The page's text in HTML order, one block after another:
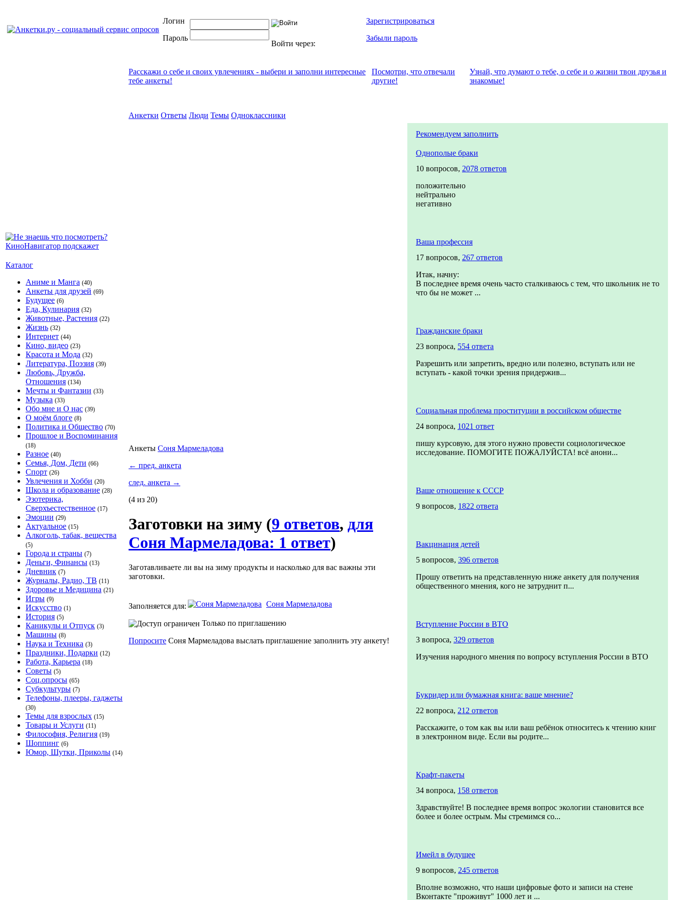
Логин
Пароль
Войти через:
Зарегистрироваться
Забыли пароль
Каталог
Аниме и Манга (40)
Анкеты для друзей (69)
Будущее (6)
Еда, Кулинария (32)
Животные, Растения (22)
Жизнь (32)
Интернет (44)
Кино, видео (23)
Красота и Мода (32)
Литература, Поэзия (39)
Любовь, Дружба,
Отношения (134)
Мечты и Фантазии (33)
Музыка (33)
Обо мне и О нас (39)
О моём блоге (8)
Политика и Общество (70)
Прошлое и Воспоминания
(18)
Разное (40)
Семья, Дом, Дети (66)
Спорт (26)
Увлечения и Хобби (20)
Школа и образование (28)
Эзотерика,
Сверхъестественное (17)
Эмоции (29)
Актуальное (15)
Алкоголь, табак, вещества
(5)
Города и страны (7)
Деньги, Финансы (13)
Дневник (7)
Журналы, Радио, ТВ (11)
Здоровье и Медицина (21)
Игры (9)
Искусство (1)
История (5)
Каникулы и Отпуск (3)
Машины (8)
Наука и Техника (3)
Праздники, Подарки (12)
Работа, Карьера (18)
Советы (5)
Соц.опросы (65)
Субкультуры (7)
Телефоны, плееры, гаджеты
(30)
Темы для взрослых (15)
Товары и Услуги (11)
Философия, Религия (19)
Шоппинг (6)
Юмор, Шутки, Приколы (14)
Расскажи о себе и своих увлечениях - выбери и заполни интересные
тебе анкеты!
Посмотри, что отвeчали
другие!
Узнай, что думают о тебе, о себе и о жизни твои друзья и
знакомые!
Анкетки Ответы Люди Темы Одноклассники
Анкеты Соня Мармеладова
← пред. анкета
след. анкета →
(4 из 20)
Заготовки на зиму (9 ответов, для
Соня Мармеладова: 1 ответ)
Заготавливаете ли вы на зиму продукты и насколько для вас важны эти
заготовки.
Заполняется для: Соня Мармеладова
Только по приглашению
Попросите Соня Мармеладова выслать приглашение заполнить эту анкету!
Рекомендуем заполнить
Однополые браки
10 вопросов, 2078 ответов
положительно
нейтрально
негативно
Ваша профессия
17 вопросов, 267 ответов
Итак, начну:
В последнее время очень часто сталкиваюсь с тем, что школьник не то
что бы не может ...
Гражданские браки
23 вопроса, 554 ответа
Разрешить или запретить, вредно или полезно, вступать или не
вступать - какой точки зрения придержив...
Социальная проблема проституции в российском обществе
24 вопроса, 1021 ответ
пишу курсовую, для этого нужно провести социологическое
исследование. ПОМОГИТЕ ПОЖАЛУЙСТА! всё анони...
Ваше отношение к СССР
9 вопросов, 1822 ответа
Вакцинация детей
5 вопросов, 396 ответов
Прошу ответить на представленную ниже анкету для получения
общественного мнения, кого не затруднит п...
Вступление России в ВТО
3 вопроса, 329 ответов
Изучения народного мнения по вопросу вступления России в ВТО
Букридер или бумажная книга: ваше мнение?
22 вопроса, 212 ответов
Расскажите, о том как вы или ваш ребёнок относитесь к чтению книг
в электронном виде. Если вы родите...
Крафт-пакеты
34 вопроса, 158 ответов
Здравствуйте! В последнее время вопрос экологии становится все
более и более острым. Мы стремимся со...
Имейл в будущее
9 вопросов, 245 ответов
Вполне возможно, что наши цифровые фото и записи на стене
Вконтакте "проживут" 1000 лет и ...